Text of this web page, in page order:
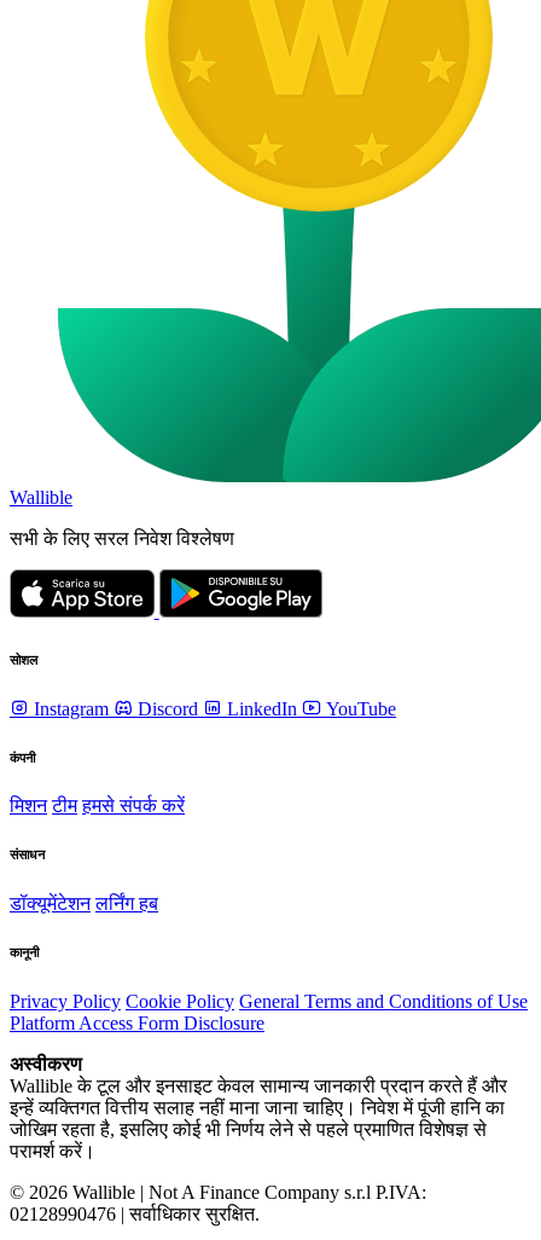
Wallible
सभी के लिए सरल निवेश विश्लेषण
सोशल
Instagram Discord LinkedIn YouTube
कंपनी
मिशन टीम हमसे संपर्क करें
संसाधन
डॉक्यूमेंटेशन लर्निंग हब
कानूनी
Privacy Policy Cookie Policy General Terms and Conditions of Use
Platform Access Form Disclosure
अस्वीकरण
Wallible के टूल और इनसाइट केवल सामान्य जानकारी प्रदान करते हैं और
इन्हें व्यक्तिगत वित्तीय सलाह नहीं माना जाना चाहिए। निवेश में पूंजी हानि का
जोखिम रहता है, इसलिए कोई भी निर्णय लेने से पहले प्रमाणित विशेषज्ञ से
परामर्श करें।
© 2026 Wallible | Not A Finance Company s.r.l P.IVA:
02128990476 | सर्वाधिकार सुरक्षित.